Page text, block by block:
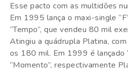
Esse pacto com as multidões
Em 1995 lança o maxi-single
“Tempo”, que vendeu 80 mil
Atingiu a quádrupla Platina,
os 180 mil. Em 1999 é lançado
“Momento”, respectivamente